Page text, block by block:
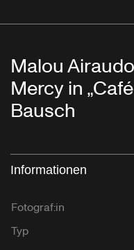
Malou
Mercy in
Bausch
Informationen
Fotograf:in
Typ